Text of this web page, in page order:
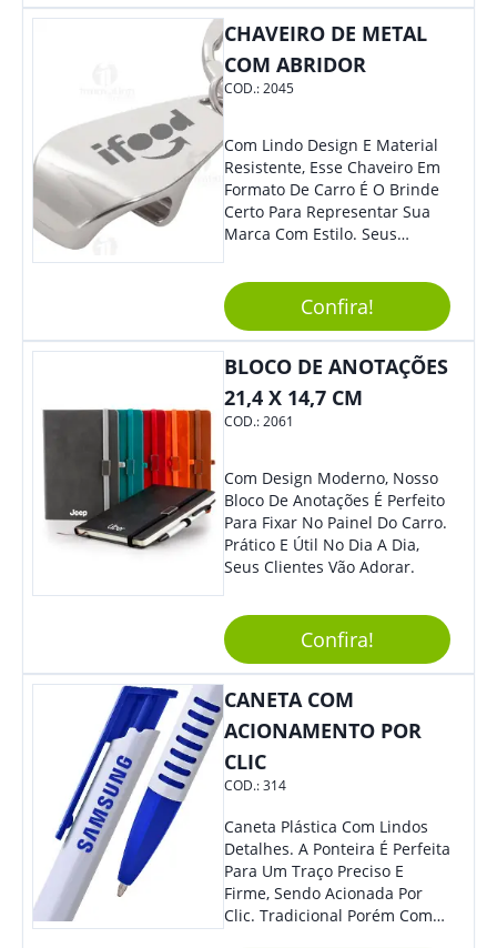
Colaboradores, Sem Dúvidas
Eles Irão Adorar.
CHAVEIRO DE METAL
COM ABRIDOR
COD.:2045
Com Lindo Design E Material
Resistente, Esse Chaveiro Em
Formato De Carro É O Brinde
Certo Para Representar Sua
Marca Com Estilo. Seus
Adorar.
Confira!
BLOCO DE ANOTAÇÕES
21,4 X 14,7 CM
COD.:2061
Com Design Moderno, Nosso
Bloco De Anotações É Perfeito
Para Fixar No Painel Do Carro.
Prático E Útil No Dia A Dia,
Seus Clientes Vão Adorar.
Confira!
CANETA COM
ACIONAMENTO POR
CLIC
COD.:314
Caneta Plástica Com Lindos
Detalhes. A Ponteira É Perfeita
Para Um Traço Preciso E
Firme, Sendo Acionada Por
Clic. Tradicional Porém Com